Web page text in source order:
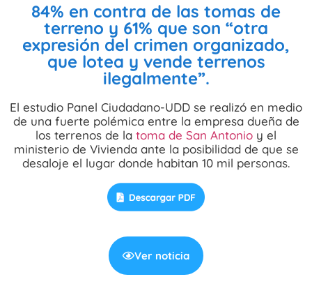
84% en contra de las tomas de
terreno y 61% que son “otra
expresión del crimen organizado,
que lotea y vende terrenos
ilegalmente”.
El estudio Panel Ciudadano-UDD se realizó en medio
de una fuerte polémica entre la empresa dueña de
los terrenos de la toma de San Antonio y el
ministerio de Vivienda ante la posibilidad de que se
desaloje el lugar donde habitan 10 mil personas.
Ver noticia